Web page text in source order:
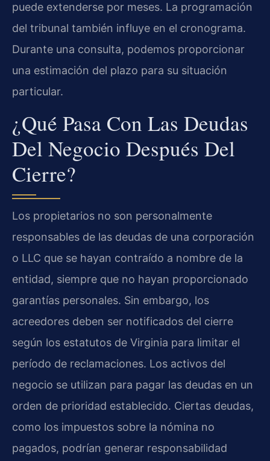
puede extenderse por meses. La programación
del tribunal también influye en el cronograma.
Durante una consulta, podemos proporcionar
una estimación del plazo para su situación
particular.
¿Qué Pasa Con Las Deudas
Del Negocio Después Del
Cierre?
Los propietarios no son personalmente
responsables de las deudas de una corporación
o LLC que se hayan contraído a nombre de la
entidad, siempre que no hayan proporcionado
garantías personales. Sin embargo, los
acreedores deben ser notificados del cierre
según los estatutos de Virginia para limitar el
período de reclamaciones. Los activos del
negocio se utilizan para pagar las deudas en un
orden de prioridad establecido. Ciertas deudas,
como los impuestos sobre la nómina no
pagados, podrían generar responsabilidad